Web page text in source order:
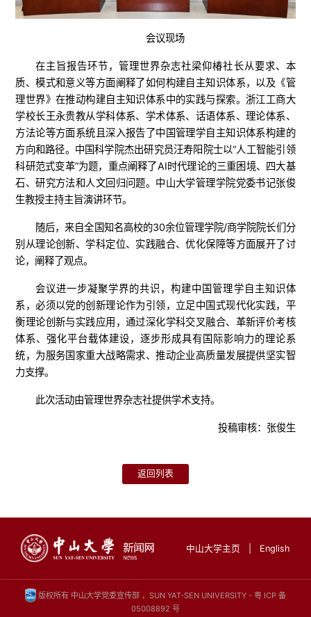
会议现场
在主旨报告环节，管理世界杂志社梁仰椿社长从要求、本
质、模式和意义等方面阐释了如何构建自主知识体系，以及《管
理世界》在推动构建自主知识体系中的实践与探索。浙江工商大
学校长王永贵教从学科体系、学术体系、话语体系、理论体系、
方法论等方面系统且深入报告了中国管理学自主知识体系构建的
方向和路径。中国科学院杰出研究员汪寿阳院士以“人工智能引领
科研范式变革”为题，重点阐释了AI时代理论的三重困境、四大基
石、研究方法和人文回归问题。中山大学管理学院党委书记张俊
生教授主持主旨演讲环节。
随后，来自全国知名高校的30余位管理学院/商学院院长们分
别从理论创新、学科定位、实践融合、优化保障等方面展开了讨
论，阐释了观点。
会议进一步凝聚学界的共识，构建中国管理学自主知识体
系，必须以党的创新理论作为引领，立足中国式现代化实践，平
衡理论创新与实践应用，通过深化学科交叉融合、革新评价考核
体系、强化平台载体建设，逐步形成具有国际影响力的理论系
统，为服务国家重大战略需求、推动企业高质量发展提供坚实智
力支撑。
此次活动由管理世界杂志社提供学术支持。
投稿审核：张俊生
返回列表
中山大学主页 English
版权所有 中山大学党委宣传部 ，SUN YAT-SEN UNIVERSITY - 粤 ICP 备
05008892 号